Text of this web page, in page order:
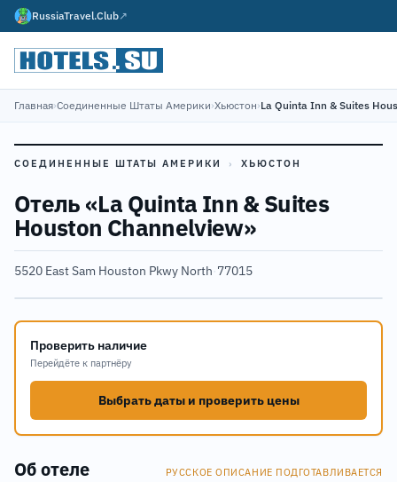
RussiaTravel.Club↗
Главная›Соединенные Штаты Америки›Хьюстон›La Quinta Inn & Suites
СОЕДИНЕННЫЕ ШТАТЫ АМЕРИКИ › ХЬЮСТОН
Отель «La Quinta Inn & Suites
Houston Channelview»
5520 East Sam Houston Pkwy North·77015
Проверить наличие
Перейдёте к партнёру
Выбрать даты и проверить цены
Об отеле РУССКОЕ ОПИСАНИЕ ПОДГОТАВЛИВАЕТСЯ